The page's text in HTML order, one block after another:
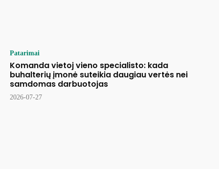
Patarimai
Komanda vietoj vieno specialisto: kada
buhalterių įmonė suteikia daugiau vertės nei
samdomas darbuotojas
2026-07-27